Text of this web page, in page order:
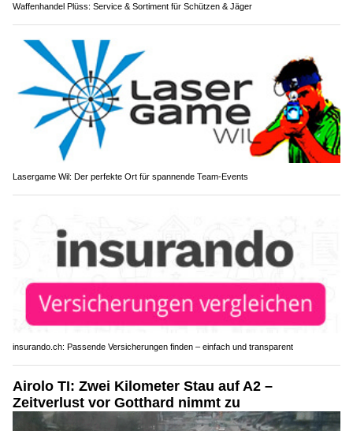
Waffenhandel Plüss: Service & Sortiment für Schützen & Jäger
Lasergame Wil: Der perfekte Ort für spannende Team-Events
insurando.ch: Passende Versicherungen finden – einfach und transparent
Airolo TI: Zwei Kilometer Stau auf A2 –
Zeitverlust vor Gotthard nimmt zu